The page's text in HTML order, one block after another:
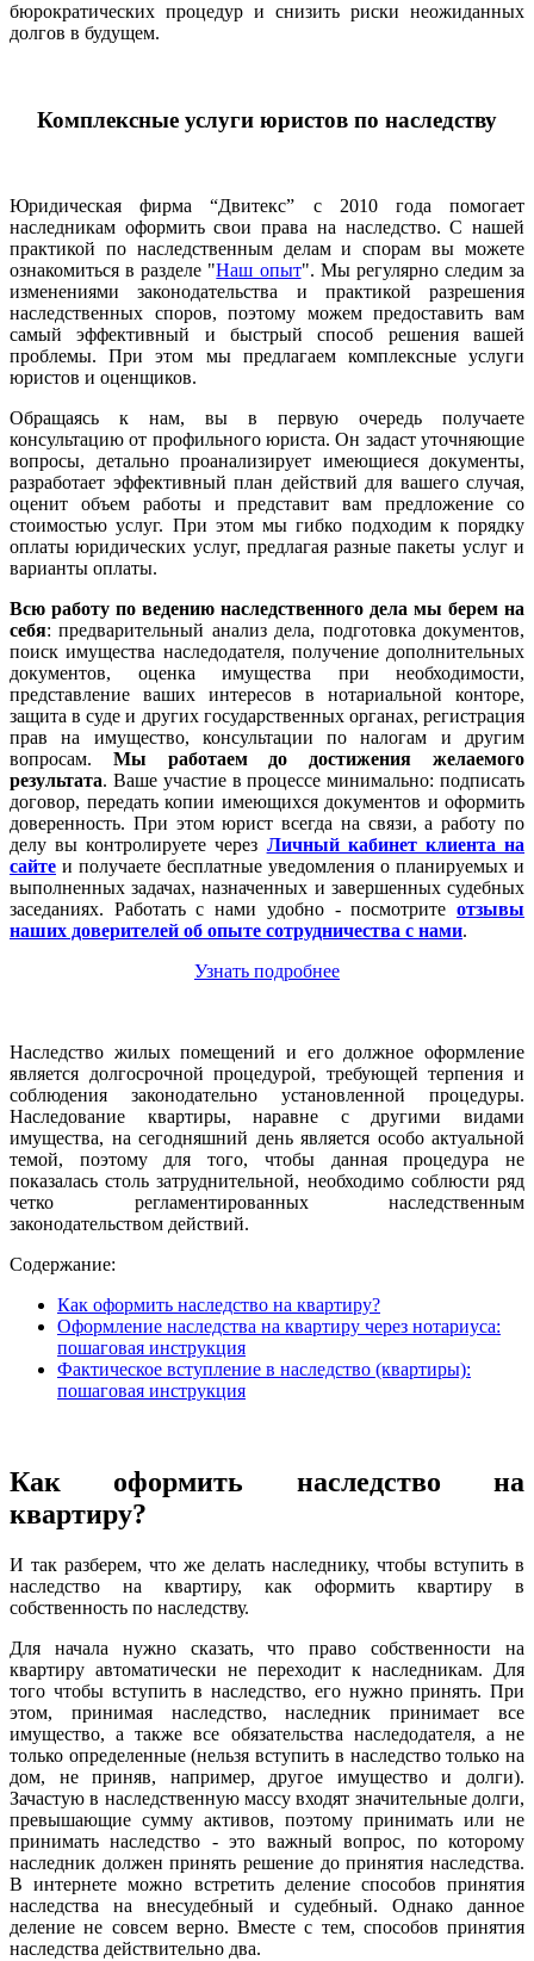
бюрократических процедур и снизить риски неожиданных
долгов в будущем.
Комплексные услуги юристов по наследству
Юридическая фирма “Двитекс” с 2010 года помогает
наследникам оформить свои права на наследство. С нашей
практикой по наследственным делам и спорам вы можете
ознакомиться в разделе "Наш опыт". Мы регулярно следим за
изменениями законодательства и практикой разрешения
наследственных споров, поэтому можем предоставить вам
самый эффективный и быстрый способ решения вашей
проблемы. При этом мы предлагаем комплексные услуги
юристов и оценщиков.
Обращаясь к нам, вы в первую очередь получаете
консультацию от профильного юриста. Он задаст уточняющие
вопросы, детально проанализирует имеющиеся документы,
разработает эффективный план действий для вашего случая,
оценит объем работы и представит вам предложение со
стоимостью услуг. При этом мы гибко подходим к порядку
оплаты юридических услуг, предлагая разные пакеты услуг и
варианты оплаты.
Всю работу по ведению наследственного дела мы берем на
себя: предварительный анализ дела, подготовка документов,
поиск имущества наследодателя, получение дополнительных
документов, оценка имущества при необходимости,
представление ваших интересов в нотариальной конторе,
защита в суде и других государственных органах, регистрация
прав на имущество, консультации по налогам и другим
вопросам. Мы работаем
до достижения желаемого
результата. Ваше участие в процессе минимально: подписать
договор, передать копии имеющихся документов и оформить
доверенность. При этом юрист всегда на связи, а работу по
делу вы контролируете через Личный кабинет клиента на
сайте и получаете бесплатные уведомления о планируемых и
выполненных задачах, назначенных и завершенных судебных
заседаниях. Работать с нами удобно - посмотрите отзывы
наших доверителей об опыте сотрудничества с нами.
Узнать подробнее
Наследство жилых помещений и его должное оформление
является долгосрочной процедурой, требующей терпения и
соблюдения законодательно установленной процедуры.
Наследование квартиры, наравне с другими видами
имущества, на сегодняшний день является особо актуальной
темой, поэтому для того, чтобы данная процедура не
показалась столь затруднительной, необходимо соблюсти ряд
четко регламентированных наследственным
законодательством действий.
Содержание:
Как оформить наследство на квартиру?
Оформление наследства на квартиру через нотариуса:
пошаговая инструкция
Фактическое вступление в наследство (квартиры):
пошаговая инструкция
Как оформить наследство на
квартиру?
И так разберем, что же делать наследнику, чтобы вступить в
наследство на квартиру, как оформить квартиру в
собственность по наследству.
Для начала нужно сказать, что право собственности на
квартиру автоматически не переходит к наследникам. Для
того чтобы вступить в наследство, его нужно принять. При
этом, принимая наследство, наследник принимает все
имущество, а также все обязательства наследодателя, а не
только определенные (нельзя вступить в наследство только на
дом, не приняв, например, другое имущество и долги).
Зачастую в наследственную массу входят значительные долги,
превышающие сумму активов, поэтому принимать или не
принимать наследство - это важный вопрос, по которому
наследник должен принять решение до принятия наследства.
В интернете можно встретить деление способов принятия
наследства на внесудебный и судебный. Однако данное
деление не совсем верно. Вместе с тем, способов принятия
наследства действительно два.